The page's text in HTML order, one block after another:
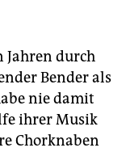
Jahren durch
Bender als
nie damit
ihrer Musik
Chorknaben